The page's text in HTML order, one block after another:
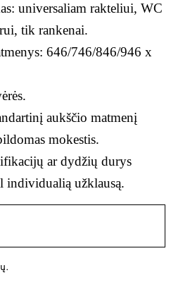
universaliam rakteliui, WC
tik rankenai.
646/746/846/946 x
aukščio matmenį
mokestis.
ar dydžių durys
individualią užklausą.